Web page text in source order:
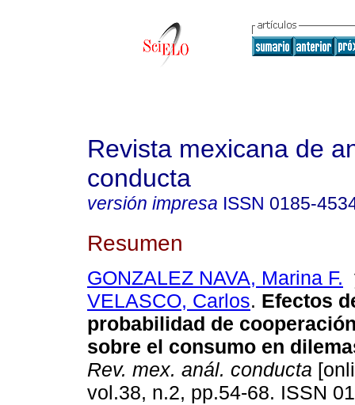
Revista mexicana de
conducta
versión impresa ISSN 0185-
Resumen
GONZALEZ NAVA, Marina F.
VELASCO, Carlos. Efectos
probabilidad de
sobre el consumo en
Rev. mex. anál. conducta
vol.38, n.2, pp.54-68. ISSN